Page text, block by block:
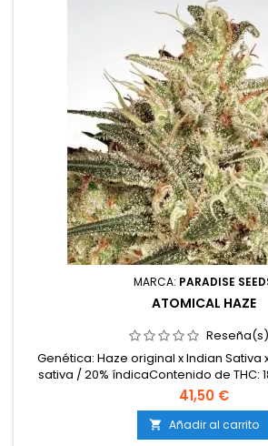
MARCA: PARADISE
ATOMICAL HAZE
Genética: Haze original x Indian Sativa
sativa / 20% índicaContenido de THC:
floración: 9 semanas en
500 g/m²Producción en exterior: 800-
130 cm en interior; hasta 250-300 cm
sabores: Frescos, cítricos y
41,50 €
 Añadir al carrito